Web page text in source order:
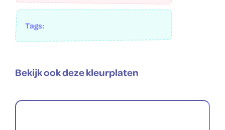
Tags:
Bekijk ook deze kleurplaten